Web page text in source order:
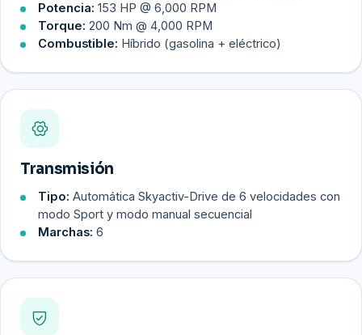
Potencia: 153 HP @ 6,000 RPM
Torque: 200 Nm @ 4,000 RPM
Combustible: Híbrido (gasolina + eléctrico)
Transmisión
Tipo: Automática Skyactiv-Drive de 6 velocidades con
modo Sport y modo manual secuencial
Marchas: 6